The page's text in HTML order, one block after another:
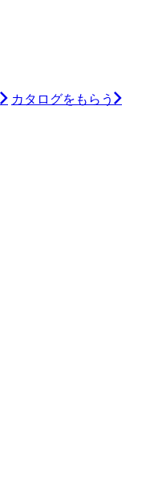
カタログをもらう